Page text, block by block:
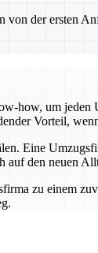
der ersten
how, um
Vorteil,
Eine
auf den neuen
zu einem